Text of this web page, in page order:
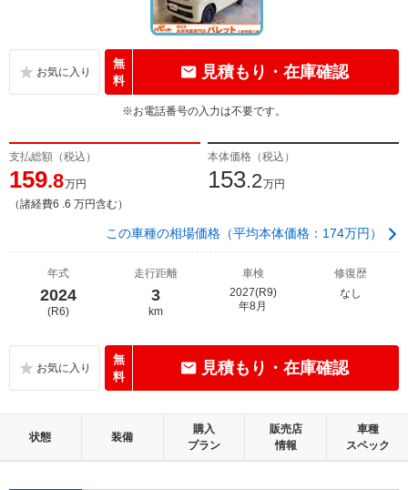
無
料
見積もり・在庫確認
※お電話番号の入力は不要です。
支払総額（税込）
159.8万円
（諸経費6 .6 万円含む）
本体価格（税込）
153.2万円
この車種の相場価格（平均本体価格：174万円）
年式
2024
(R6)
走行距離
3
km
車検
2027(R9)
年8月
修復歴
なし
無
料
見積もり・在庫確認
状態 装備
購入
プラン
販売店
情報
車種
スペック